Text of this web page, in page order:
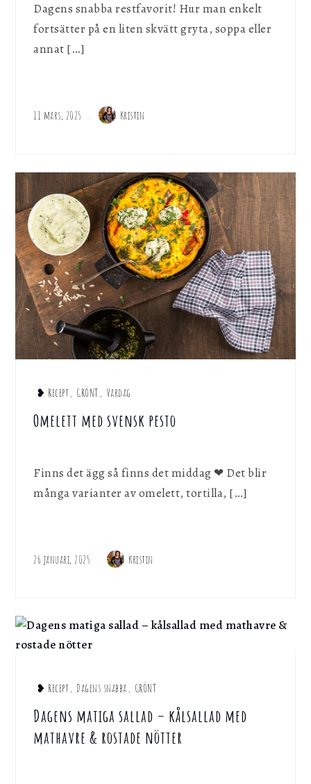
Dagens snabba restfavorit! Hur man enkelt
fortsätter på en liten skvätt gryta, soppa eller
annat […]
11 mars, 2025 Kristin
❥ Recept, GRÖNT , Vardag
Omelett med svensk pesto
Finns det ägg så finns det middag ❤︎ Det blir
många varianter av omelett, tortilla, […]
26 januari, 2025 Kristin
❥ Recept, Dagens snabba , GRÖNT
Dagens matiga sallad – kålsallad med
mathavre & rostade nötter